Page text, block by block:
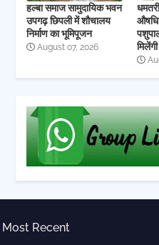
हल्बा समाज सामुदायिक भवन
उपगढ़ छिपली में शौचालय
निर्माण का भूमिपूजन
August 07, 2026
Most Recent